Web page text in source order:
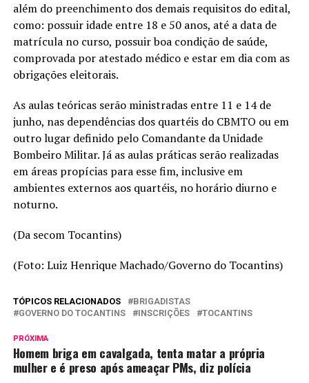
além do preenchimento dos demais requisitos do edital,
como: possuir idade entre 18 e 50 anos, até a data de
matrícula no curso, possuir boa condição de saúde,
comprovada por atestado médico e estar em dia com as
obrigações eleitorais.
As aulas teóricas serão ministradas entre 11 e 14 de
junho, nas dependências dos quartéis do CBMTO ou em
outro lugar definido pelo Comandante da Unidade
Bombeiro Militar. Já as aulas práticas serão realizadas
em áreas propícias para esse fim, inclusive em
ambientes externos aos quartéis, no horário diurno e
noturno.
(Da secom Tocantins)
(Foto: Luiz Henrique Machado/Governo do Tocantins)
TÓPICOS RELACIONADOS
BRIGADISTAS
GOVERNO DO TOCANTINS
INSCRIÇÕES TOCANTINS
PRÓXIMA
Homem briga em cavalgada, tenta matar a própria
mulher e é preso após ameaçar PMs, diz polícia